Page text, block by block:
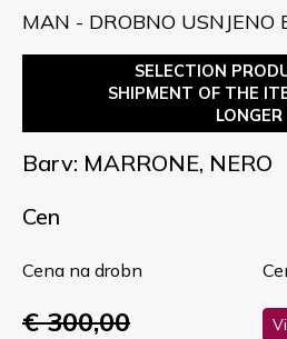
MAN - DROBNO USNJENO
SELECTION
SHIPMENT OF THE
LONGER
Barv: MARRONE, NERO
Cen
Cena na drobn
€ 300,00